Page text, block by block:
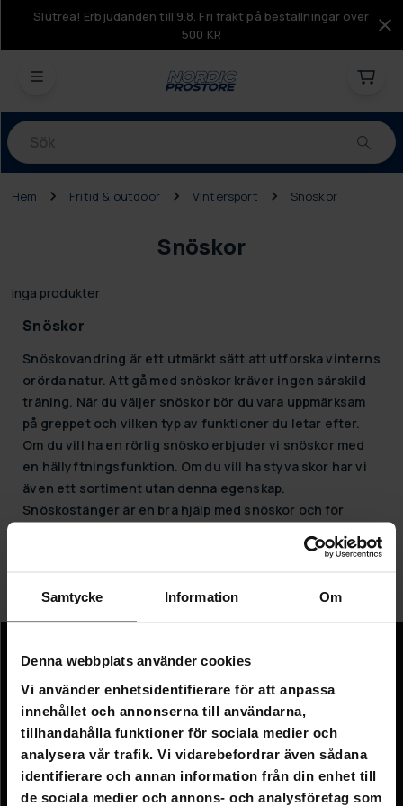
Samtycke Information Om
Denna webbplats använder cookies
Vi använder enhetsidentifierare för att anpassa
innehållet och annonserna till användarna,
tillhandahålla funktioner för sociala medier och
analysera vår trafik. Vi vidarebefordrar även sådana
identifierare och annan information från din enhet till
de sociala medier och annons- och analysföretag som
Slutrea! Erbjudanden till 9.8. Fri frakt på beställningar över
500 KR
Produkter
Hem Fritid & outdoor Vintersport Snöskor
Snöskor
inga produkter
Snöskor
Snöskovandring är ett utmärkt sätt att utforska vinterns
orörda natur. Att gå med snöskor kräver ingen särskild
träning. När du väljer snöskor bör du vara uppmärksam
på greppet och vilken typ av funktioner du letar efter.
Om du vill ha en rörlig snösko erbjuder vi snöskor med
en hällyftningsfunktion. Om du vill ha styva skor har vi
även ett sortiment utan denna egenskap.
Snöskostänger är en bra hjälp med snöskor och för
andra utomhusaktiviteter. I vårt sortiment hittar du
justerbara stolpar som är lätta att justera för att passa
för att gå på snö.
Information
Företagsinformation
Om oss
Kundtjänst